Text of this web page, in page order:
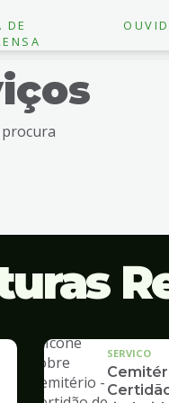
DE
SERVICO